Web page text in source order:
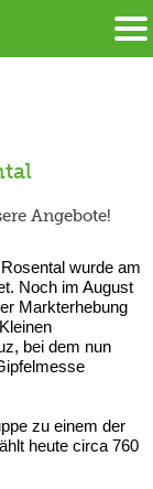
Angebote!
wurde am
Noch im August
Markterhebung
bei dem nun
zu einem der
heute circa 760